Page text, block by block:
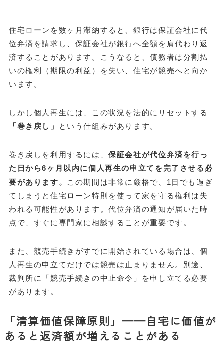
住宅ローンを数ヶ月滞納すると、銀行は保証会社に代
位弁済を請求し、保証会社が銀行へ全額を肩代わり返
済することがあります。こうなると、債務者は分割払
いの権利（期限の利益）を失い、住宅が競売へと向か
います。
しかし個人再生には、この状況を法的にリセットする
「巻き戻し」
という仕組みがあります。
巻き戻しを利用するには、保証会社が代位弁済を行っ
た日から6ヶ月以内に個人再生の申立てを完了させる必
要があります。
この期間は非常に厳格で、1日でも過ぎ
てしまうと住宅ローン特則を使って家を守る権利は失
われる可能性があります。代位弁済の通知が届いた時
点で、すぐに専門家に相談することが重要です。
また、競売手続きがすでに開始されている場合は、個
人再生の申立てだけでは競売は止まりません。別途、
裁判所に「競売手続きの中止命令」を申し立てる必要
があります。
「清算価値保障原則」——自宅に価値が
あると返済額が増えることがある